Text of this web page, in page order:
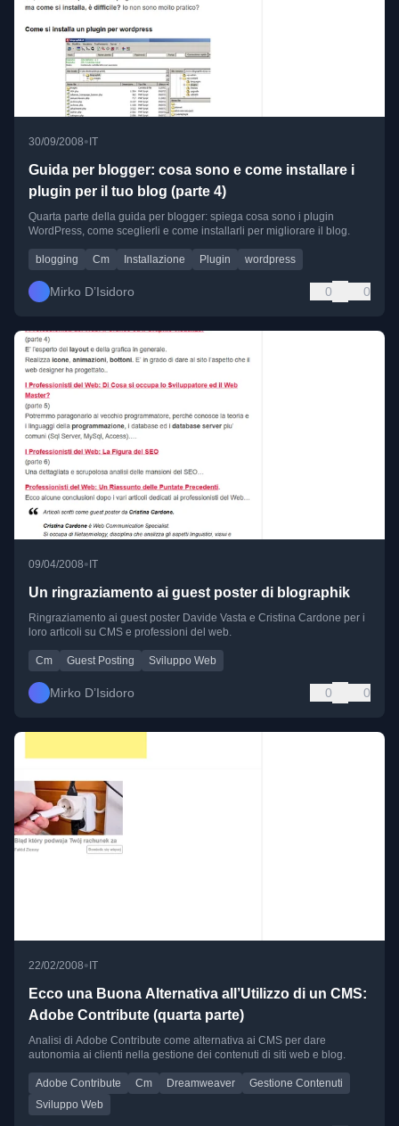
30/09/2008•IT
Guida per blogger: cosa sono e come installare i
plugin per il tuo blog (parte 4)
Quarta parte della guida per blogger: spiega cosa sono i plugin
WordPress, come sceglierli e come installarli per migliorare il blog.
blogging Cm Installazione Plugin wordpress
Mirko D’Isidoro 0 0
09/04/2008• IT
Un ringraziamento ai guest poster di blographik
Ringraziamento ai guest poster Davide Vasta e Cristina Cardone per i
loro articoli su CMS e professioni del web.
Cm Guest Posting Sviluppo Web
Mirko D’Isidoro 0 0
22/02/2008• IT
Ecco una Buona Alternativa all’Utilizzo di un CMS:
Adobe Contribute (quarta parte)
Analisi di Adobe Contribute come alternativa ai CMS per dare
autonomia ai clienti nella gestione dei contenuti di siti web e blog.
Adobe Contribute Cm Dreamweaver
Gestione Contenuti
Sviluppo Web